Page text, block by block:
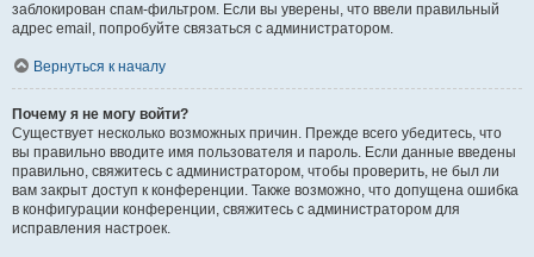
заблокирован спам-фильтром. Если вы уверены, что ввели правильный
адрес email, попробуйте связаться с администратором.
Вернуться к началу
Почему я не могу войти?
Существует несколько возможных причин. Прежде всего убедитесь, что
вы правильно вводите имя пользователя и пароль. Если данные введены
правильно, свяжитесь с администратором, чтобы проверить, не был ли
вам закрыт доступ к конференции. Также возможно, что допущена ошибка
в конфигурации конференции, свяжитесь с администратором для
исправления настроек.